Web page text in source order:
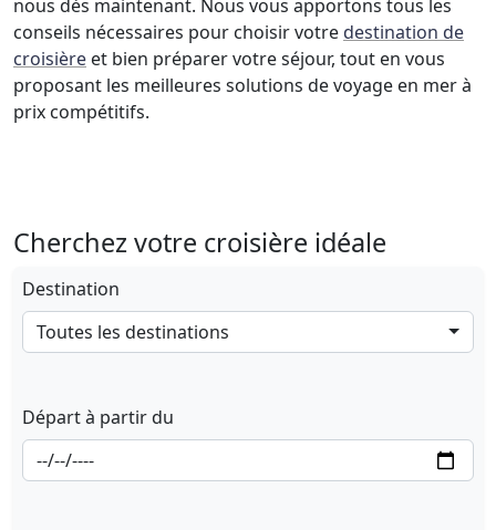
nous dès maintenant. Nous vous apportons tous les
conseils nécessaires pour choisir votre destination de
croisière et bien préparer votre séjour, tout en vous
proposant les meilleures solutions de voyage en mer à
prix compétitifs.
Cherchez votre croisière idéale
Destination
Toutes les destinations
Départ à partir du